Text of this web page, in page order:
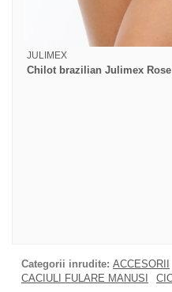
JULIMEX
Chilot brazilian Julimex
Categorii inrudite: ACCESORII
CACIULI FULARE MANUSI